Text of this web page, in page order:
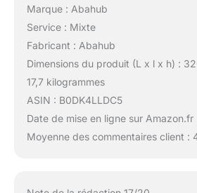
Marque : Abahub
Service : Mixte
Fabricant : Abahub
Dimensions du produit (L x l x h) :
17,7 kilogrammes
ASIN : B0DK4LLDC5
Date de mise en ligne sur
Moyenne des commentaires client :